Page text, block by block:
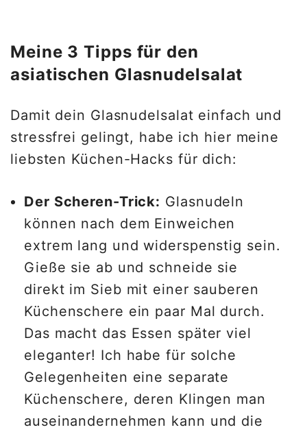
Meine 3 Tipps für den
asiatischen Glasnudelsalat
Damit dein Glasnudelsalat einfach und
stressfrei gelingt, habe ich hier meine
liebsten Küchen-Hacks für dich:
Der Scheren-Trick: Glasnudeln
können nach dem Einweichen
extrem lang und widerspenstig sein.
Gieße sie ab und schneide sie
direkt im Sieb mit einer sauberen
Küchenschere ein paar Mal durch.
Das macht das Essen später viel
eleganter! Ich habe für solche
Gelegenheiten eine separate
Küchenschere, deren Klingen man
auseinandernehmen kann und die